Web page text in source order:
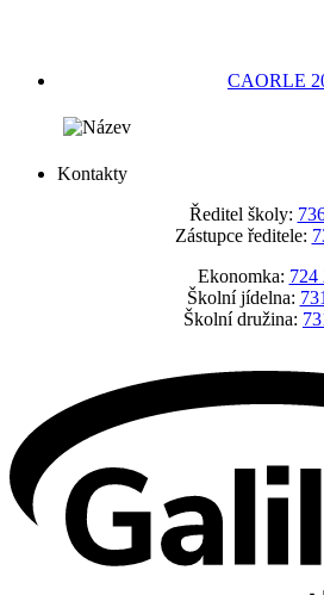
CAORLE
Kontakty
Ředitel školy:
Zástupce ředitele:
Ekonomka: 724
Školní jídelna:
Školní družina: